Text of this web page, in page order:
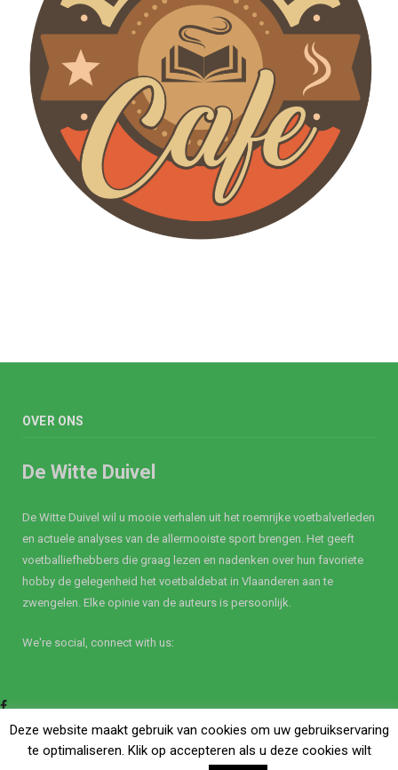
OVER ONS
De Witte Duivel
De Witte Duivel wil u mooie verhalen uit het roemrijke voetbalverleden
en actuele analyses van de allermooiste sport brengen. Het geeft
voetballiefhebbers die graag lezen en nadenken over hun favoriete
hobby de gelegenheid het voetbaldebat in Vlaanderen aan te
zwengelen. Elke opinie van de auteurs is persoonlijk.
We're social, connect with us:
Facebook
Twitter
Deze website maakt gebruik van cookies om uw gebruikservaring
te optimaliseren. Klik op accepteren als u deze cookies wilt